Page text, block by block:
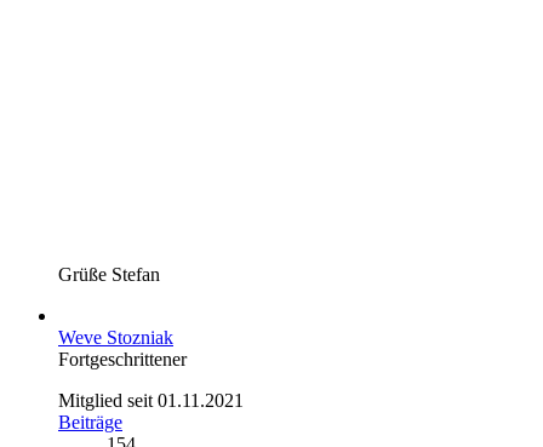
Grüße Stefan
Weve Stozniak
Fortgeschrittener
Mitglied seit 01.11.2021
Beiträge